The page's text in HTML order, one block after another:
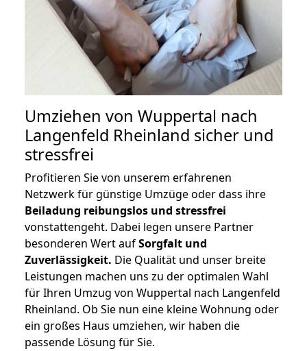
Umziehen von Wuppertal nach
Langenfeld Rheinland sicher und
stressfrei
Profitieren Sie von unserem erfahrenen
Netzwerk für günstige Umzüge oder dass ihre
Beiladung reibungslos und stressfrei
vonstattengeht. Dabei legen unsere Partner
besonderen Wert aufSorgfalt und
Zuverlässigkeit. Die Qualität und unser breite
Leistungen machen uns zu der optimalen Wahl
für Ihren Umzug von Wuppertal nach Langenfeld
Rheinland. Ob Sie nun eine kleine Wohnung oder
ein großes Haus umziehen, wir haben die
passende Lösung für Sie.